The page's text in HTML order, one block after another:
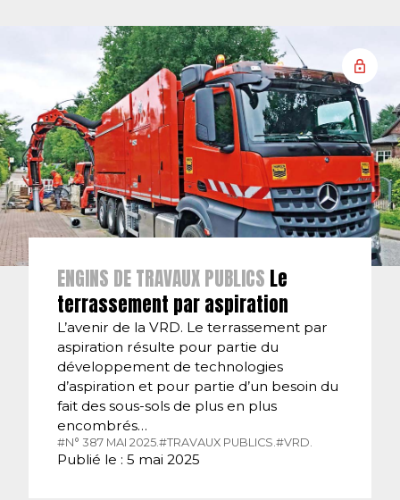
ENGINS DE TRAVAUX PUBLICS Le
terrassement par aspiration
L’avenir de la VRD. Le terrassement par
aspiration résulte pour partie du
développement de technologies
d’aspiration et pour partie d’un besoin du
fait des sous-sols de plus en plus
encombrés…
#N° 387 MAI 2025. #TRAVAUX PUBLICS. #VRD.
Publié le : 5 mai 2025